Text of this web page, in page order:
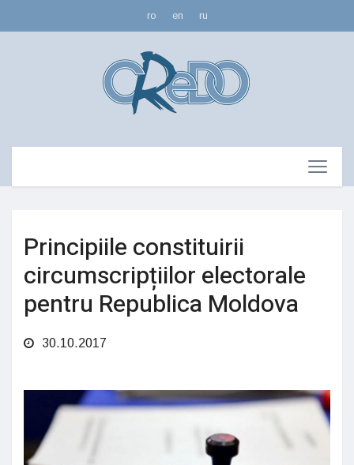
ro en ru
Principiile constituirii
circumscripțiilor electorale
pentru Republica Moldova
30.10.2017